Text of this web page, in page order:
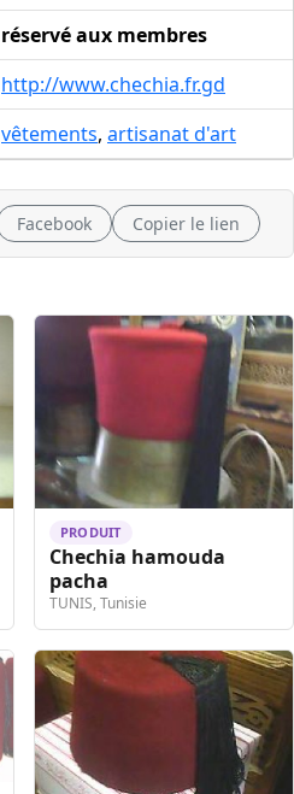
réservé aux membres
http://www.chechia.fr.gd
vêtements, artisanat d'art
Facebook Copier le lien
PRODUIT
Chechia hamouda
pacha
TUNIS, Tunisie